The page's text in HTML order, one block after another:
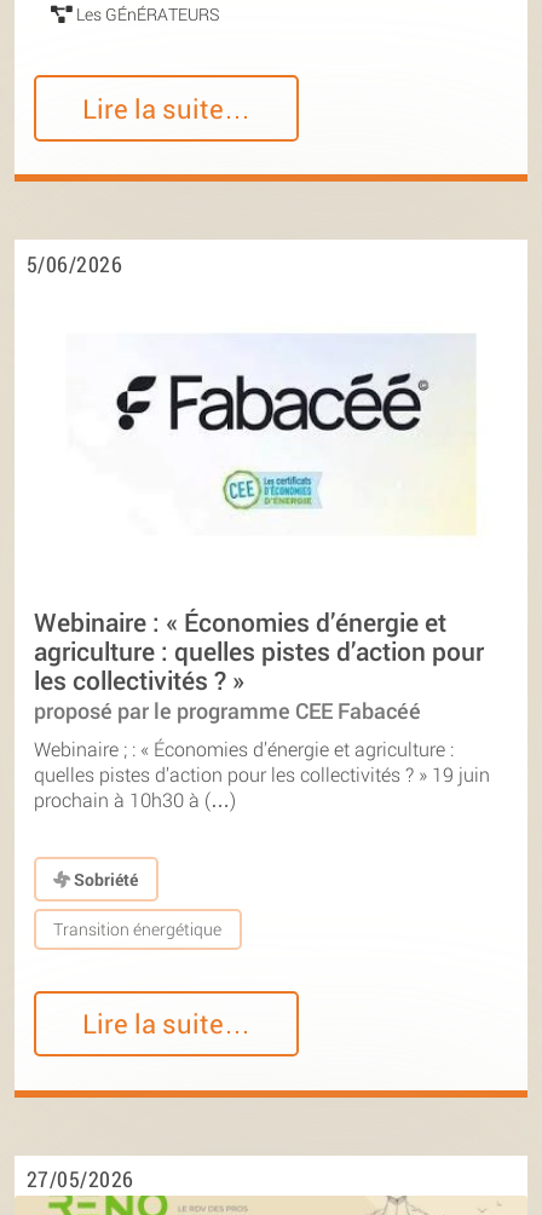
Les GÉnÉRATEURS
Lire la suite…
5/06/2026
Webinaire : « Économies d’énergie et
agriculture : quelles pistes d’action pour
les collectivités ? »
proposé par le programme CEE Fabacéé
Webinaire ; : « Économies d’énergie et agriculture :
quelles pistes d’action pour les collectivités ? » 19 juin
prochain à 10h30 à (…)
Sobriété
Transition énergétique
Lire la suite…
27/05/2026